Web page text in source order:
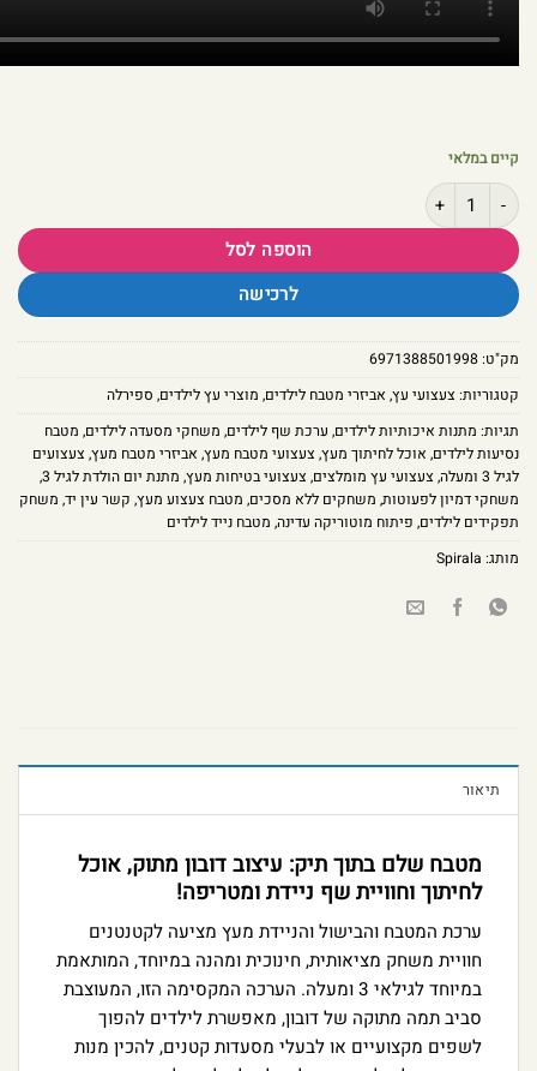
קיים במלאי
כמות של ערכת מסעדה ובישול ביתי: סט מטבח דובון מעץ לפעוטות
הוספה לסל
לרכישה
מק"ט:6971388501998
קטגוריות: צעצועי עץ, אביזרי מטבח לילדים, מוצרי עץ לילדים, ספירלה
תגיות: מתנות איכותיות לילדים, ערכת שף לילדים, משחקי מסעדה לילדים, מטבח
נסיעות לילדים, אוכל לחיתוך מעץ, צעצועי מטבח מעץ, אביזרי מטבח מעץ, צעצועים
לגיל 3 ומעלה
, צעצועי עץ מומלצים, צעצועי בטיחות מעץ, מתנת יום הולדת לגיל 3 ,
משחקי דמיון לפעוטות, משחקים ללא מסכים, מטבח צעצוע מעץ, קשר עין יד, משחק
תפקידים לילדים, פיתוח מוטוריקה עדינה, מטבח נייד לילדים
מותג: Spirala
תיאור
מטבח שלם בתוך תיק: עיצוב דובון מתוק, אוכל
לחיתוך וחוויית שף ניידת ומטריפה!
ערכת המטבח והבישול והניידת מעץ מציעה לקטנטנים
חוויית משחק מציאותית, חינוכית ומהנה במיוחד, המותאמת
במיוחד לגילאי 3 ומעלה. הערכה המקסימה הזו, המעוצבת
סביב תמה מתוקה של דובון, מאפשרת לילדים להפוך
לשפים מקצועיים או לבעלי מסעדות קטנים, להכין מנות